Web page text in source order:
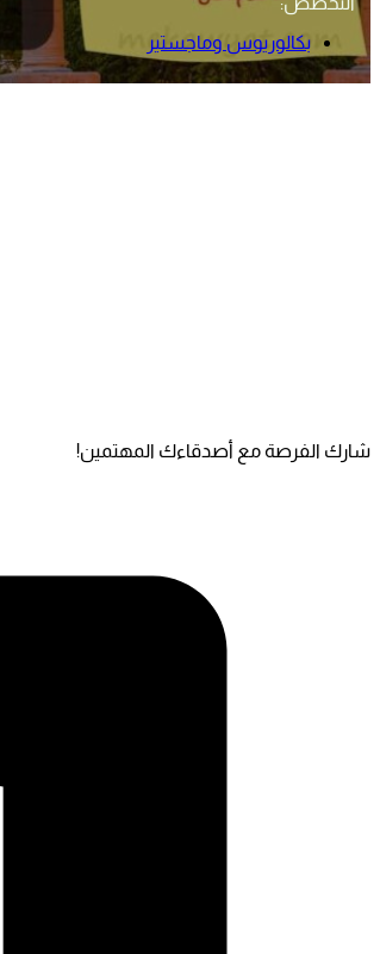
بكالوريوس وماجستير
شارك الفرصة مع أصدقاءك المهتمين!